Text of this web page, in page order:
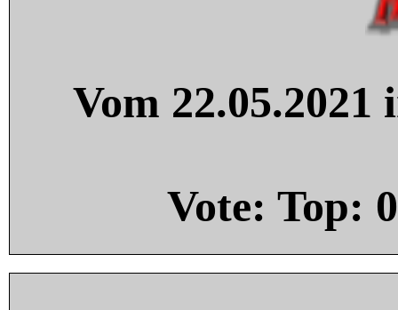
Vom
Vote: Top: 0